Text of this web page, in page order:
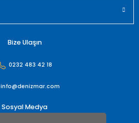
Bize Ulaşın
0232 483 42 18
info@denizmar.com
Sosyal Medya